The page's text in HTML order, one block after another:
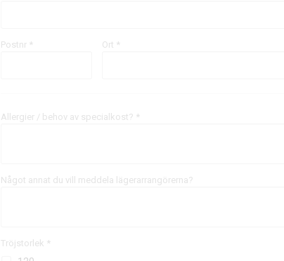
Postnr * Ort *
Allergier / behov av specialkost? *
Något annat du vill meddela lägerarrangörerna?
Tröjstorlek *